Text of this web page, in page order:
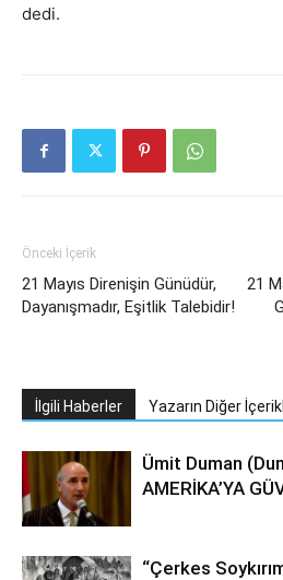
dedi.
Önceki İçerik
21 Mayıs Direnişin Günüdür,
Dayanışmadır, Eşitlik Talebidir!
21
İlgili Haberler Yazarın Diğer
Ümit Duman
AMERİKA’YA
“Çerkes